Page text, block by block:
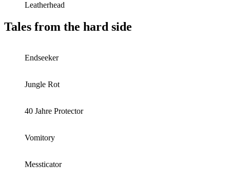
Leatherhead
Tales from the hard side
Endseeker
Jungle Rot
40 Jahre Protector
Vomitory
Messticator